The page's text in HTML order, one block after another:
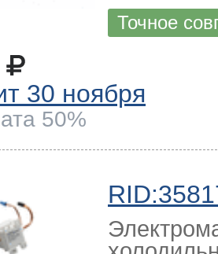
Точное
30 ноября
50%